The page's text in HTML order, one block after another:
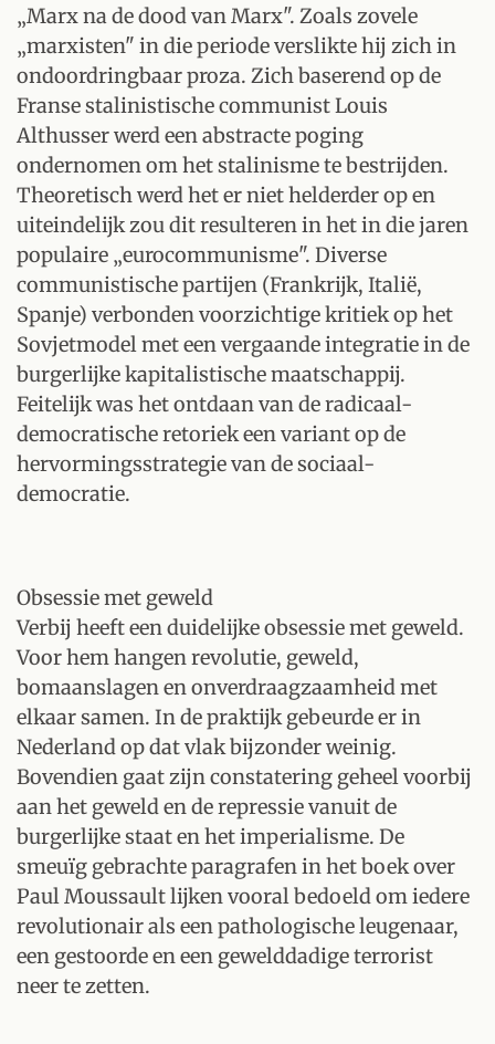
„Marx na de dood van Marx". Zoals zovele
„marxisten" in die periode verslikte hij zich in
ondoordringbaar proza. Zich baserend op de
Franse stalinistische communist Louis
Althusser werd een abstracte poging
ondernomen om het stalinisme te bestrijden.
Theoretisch werd het er niet helderder op en
uiteindelijk zou dit resulteren in het in die jaren
populaire „eurocommunisme". Diverse
communistische partijen (Frankrijk, Italië,
Spanje) verbonden voorzichtige kritiek op het
Sovjetmodel met een vergaande integratie in de
burgerlijke kapitalistische maatschappij.
Feitelijk was het ontdaan van de radicaal-
democratische retoriek een variant op de
hervormingsstrategie van de sociaal-
democratie.
Obsessie met geweld
Verbij heeft een duidelijke obsessie met geweld.
Voor hem hangen revolutie, geweld,
bomaanslagen en onverdraagzaamheid met
elkaar samen. In de praktijk gebeurde er in
Nederland op dat vlak bijzonder weinig.
Bovendien gaat zijn constatering geheel voorbij
aan het geweld en de repressie vanuit de
burgerlijke staat en het imperialisme. De
smeuïg gebrachte paragrafen in het boek over
Paul Moussault lijken vooral bedoeld om iedere
revolutionair als een pathologische leugenaar,
een gestoorde en een gewelddadige terrorist
neer te zetten.